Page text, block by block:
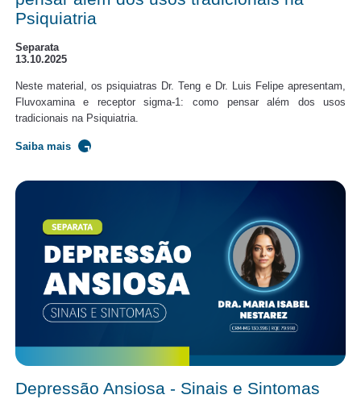
Psiquiatria
Separata
13.10.2025
Neste material, os psiquiatras Dr. Teng e Dr. Luis Felipe apresentam,
Fluvoxamina e receptor sigma-1: como pensar além dos usos
tradicionais na Psiquiatria.
Saiba mais
Depressão Ansiosa - Sinais e Sintomas